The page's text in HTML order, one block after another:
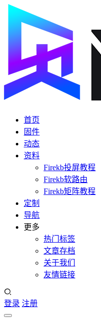
首页
固件
动态
资料
Firekb投屏教程
Firekb软路由
Firekb矩阵教程
定制
导航
更多
热门标签
文章存档
关于我们
友情链接
登录 注册